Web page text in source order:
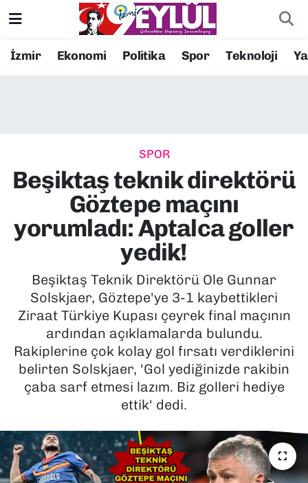
İzmir Ekonomi Politika Spor Teknoloji
SPOR
Beşiktaş teknik direktörü
Göztepe maçını
yorumladı: Aptalca goller
yedik!
Beşiktaş Teknik Direktörü Ole Gunnar
Solskjaer, Göztepe'ye 3-1 kaybettikleri
Ziraat Türkiye Kupası çeyrek final maçının
ardından açıklamalarda bulundu.
Rakiplerine çok kolay gol fırsatı verdiklerini
belirten Solskjaer, 'Gol yediğinizde rakibin
çaba sarf etmesi lazım. Biz golleri hediye
ettik' dedi.
Resmi İlanlar
EKONOMİ
KÜLTÜR SANAT
POLİTİKA
SAĞLIK
SPOR
YAŞAM
YEREL YÖNETİMLER
Konak Nöbetçi Eczaneler
Süper Lig Puan Durumu ve Fikstür
Tüm Manşetler
Son Dakika Haberleri